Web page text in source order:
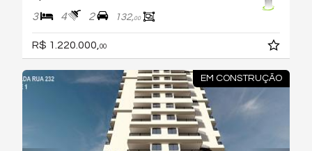
3 4 2 132,00
R$ 1.220.000,00
EM CONSTRUÇÃO